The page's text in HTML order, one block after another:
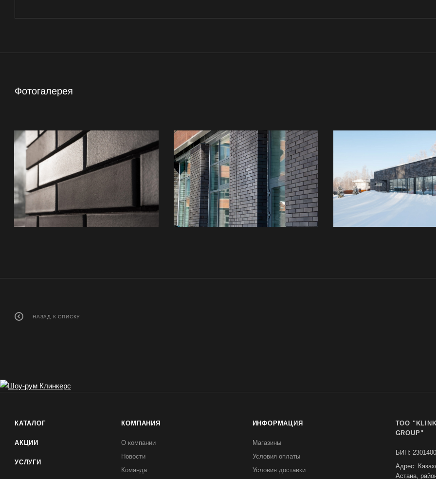
Фотогалерея
НАЗАД К СПИСКУ
КАТАЛОГ
АКЦИИ
УСЛУГИ
КОМПАНИЯ
О компании
Новости
Команда
ИНФОРМАЦИЯ
Магазины
Условия оплаты
Условия доставки
TOO
GROUP"
БИН:
Адрес:
Астана,